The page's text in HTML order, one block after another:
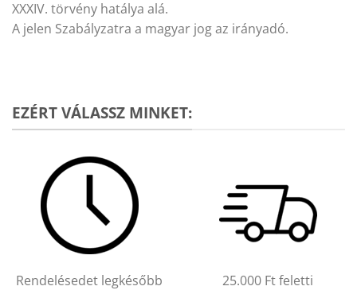
XXXIV. törvény hatálya alá.
A jelen Szabályzatra a magyar jog az irányadó.
EZÉRT VÁLASSZ MINKET:
Rendelésedet legkésőbb
25.000 Ft feletti